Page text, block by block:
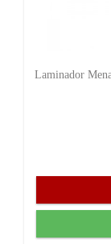
Laminador